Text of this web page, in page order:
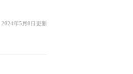
2024年5月8日更新